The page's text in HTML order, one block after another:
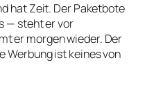
hat Zeit. Der Paketbote
— steht er vor
er morgen wieder. Der
Werbung ist keines von